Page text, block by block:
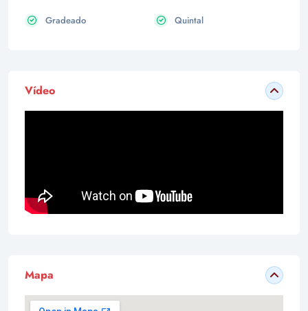
Gradeado Quintal
Vídeo
Mapa